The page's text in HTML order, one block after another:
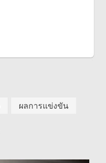
ผลการแข่งขัน